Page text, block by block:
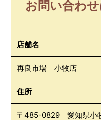
お問い合わ
店舗名
再良市場 小牧店
住所
〒485-0829 愛知県小